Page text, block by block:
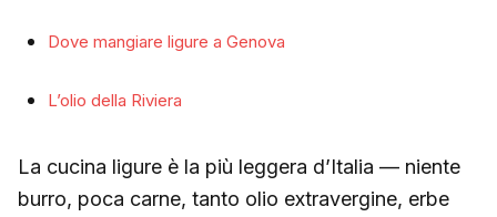
Dove mangiare ligure a Genova
L’olio della Riviera
La cucina ligure è la più leggera d’Italia — niente
burro, poca carne, tanto olio extravergine, erbe